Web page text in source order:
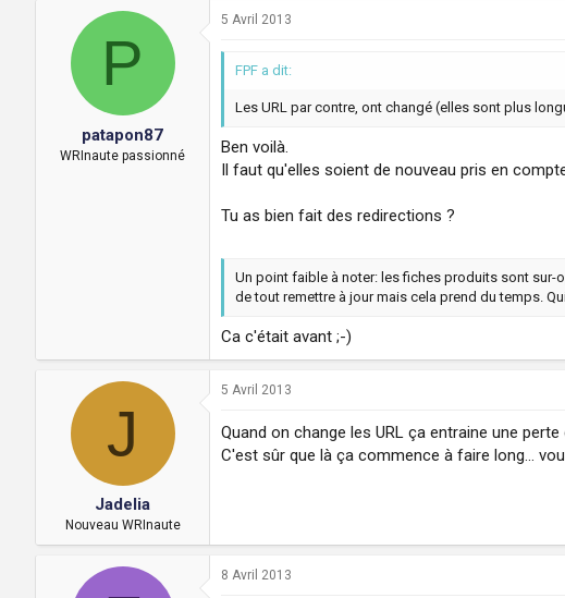
P
patapon87
WRInaute passionné
5 Avril 2013
FPF a dit:
Les URL par contre, ont changé (elles sont plus
Ben voilà.
Il faut qu'elles soient de nouveau pris en
Tu as bien fait des redirections ?
Un point faible à noter: les fiches produits sont sur-
de tout remettre à jour mais cela prend du temps.
Ca c'était avant ;-)
J
Jadelia
Nouveau WRInaute
5 Avril 2013
Quand on change les URL ça entraine une
C'est sûr que là ça commence à faire long...
8 Avril 2013